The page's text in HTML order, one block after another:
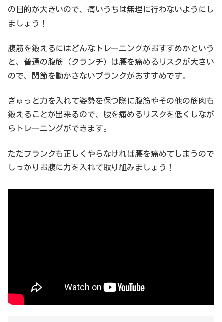
の目的が大きいので、痛いうちは無理に行わないようにし
ましょう！
腹筋を鍛えるにはどんなトレーニングがおすすめかという
と、普通の腹筋（クランチ）は腰を痛めるリスクが大きい
ので、関節を動かさないプランクがおすすめです。
ぎゅっと力を入れて姿勢を保つ際に腹筋やその他の筋肉も
鍛えることが出来るので、腰を痛めるリスクを低くしなが
らトレーニングができます。
ただプランクも正しくやらなければ腰を痛めてしまうので
しっかりお腹に力を入れて取り組みましょう！